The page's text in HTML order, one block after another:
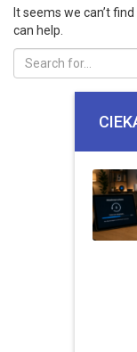
It seems we can’t
can help.